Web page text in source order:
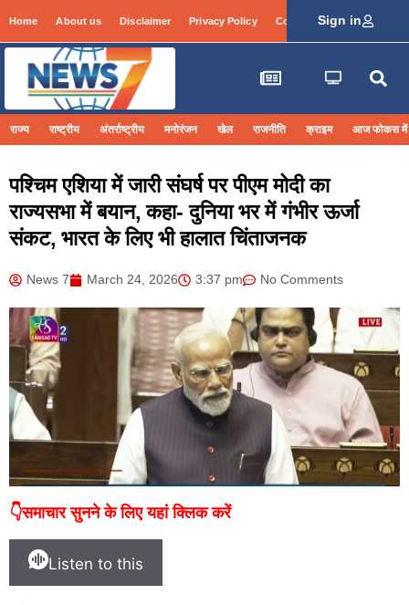
Home About us Disclaimer Privacy Policy Contact Info Login
Sign in
राज्य राष्ट्रीय अंतर्राष्ट्रीय मनोरंजन खेल राजनीति क्राइम आज फोकस में
पश्चिम एशिया में जारी संघर्ष पर पीएम मोदी का
राज्यसभा में बयान, कहा- दुनिया भर में गंभीर ऊर्जा
संकट, भारत के लिए भी हालात चिंताजनक
News 7 March 24, 2026 3:37 pm No Comments
👇समाचार सुनने के लिए यहां क्लिक करें
Listen to this